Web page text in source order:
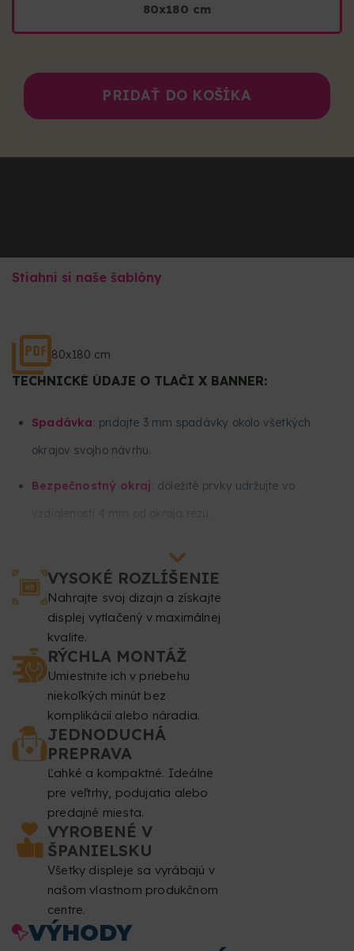
80x180 cm
PRIDAŤ DO KOŠÍKA
Stiahni si naše šablóny
80x180 cm
TECHNICKÉ ÚDAJE O TLAČI X BANNER:
Spadávka: pridajte 3 mm spadávky okolo všetkých
okrajov svojho návrhu.
Bezpečnostný okraj: dôležité prvky udržujte vo
od spodnej a 50 mm od hornej časti svojho návrhu, keďže
tieto zóny sú určené pre priechodky a napínače.
Rozlíšenie
Farebný režim: CMYK.
Formát súboru: PDF v mierke 1:1 (bez hesla).
Typografia : fonty musia byť vložené alebo prevedené
na krivky.
Minimálna veľkosť písma
Minimálna hrúbka čiary
: neopravujeme nastavenia pretlače.
Kontrola súborov
ani revíziu obsahu.
VYSOKÉ ROZLÍŠENIE
Nahrajte svoj dizajn a získajte
displej vytlačený v maximálnej
kvalite.
RÝCHLA MONTÁŽ
Umiestnite ich v priebehu
niekoľkých minút bez
komplikácií alebo náradia.
JEDNODUCHÁ
PREPRAVA
Ľahké a kompaktné. Ideálne
pre veľtrhy, podujatia alebo
predajné miesta.
VYROBENÉ V
ŠPANIELSKU
Všetky displeje sa vyrábajú v
našom vlastnom produkčnom
centre.
VÝHODY